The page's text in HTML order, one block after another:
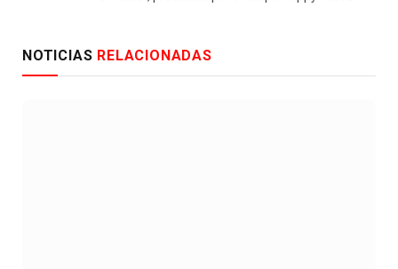
NOTICIAS RELACIONADAS